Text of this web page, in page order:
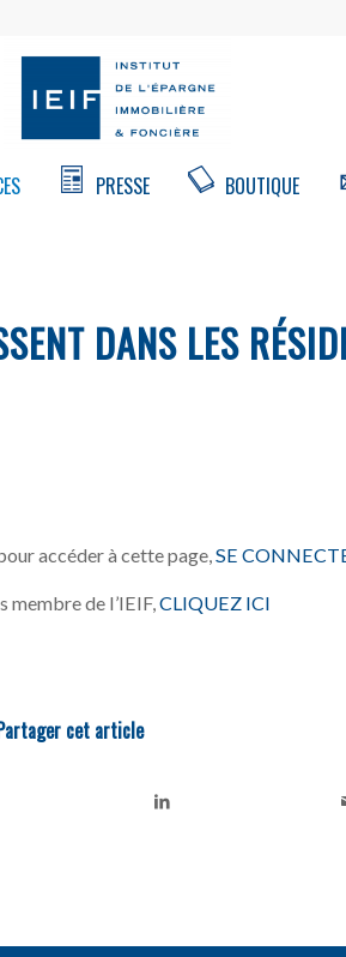
PRESSE BOUTIQUE
DANS LES
accéder à cette page, SE
membre de l’IEIF,CLIQUEZ ICI
cet article